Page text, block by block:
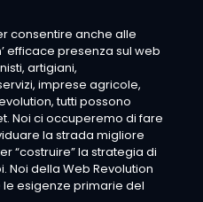
consentire anche alle
efficace presenza sul web
artigiani,
imprese agricole,
tutti possono
Noi ci occuperemo di fare
la strada migliore
“costruire” la strategia di
Noi della Web Revolution
esigenze primarie del